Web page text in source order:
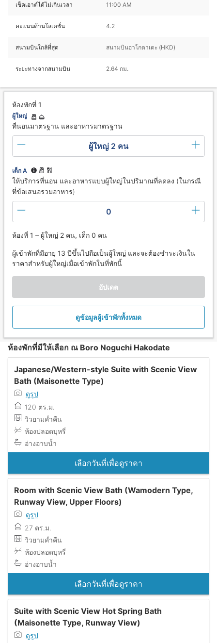
เช็คเอาต์ได้ไม่เกินเวลา 11:00 AM
คะแนนด้านโลเคชั่น 4.2
สนามบินใกล้ที่สุด สนามบินฮาโกดาเตะ (HKD)
ระยะทางจากสนามบิน 2.64 กม.
ห้องพักที่ 1
ผู้ใหญ่
ที่นอนมาตรฐาน และอาหารมาตรฐาน
ผู้ใหญ่ 2 คน
เด็ก A
ให้บริการที่นอน และอาหารแบบผู้ใหญ่ในปริมาณที่ลดลง (ในกรณี
ที่ข้อเสนอรวมอาหาร)
0
ห้องที่ 1 – ผู้ใหญ่ 2 คน, เด็ก 0 คน
ผู้เข้าพักที่มีอายุ 13 ปีขึ้นไปถือเป็นผู้ใหญ่ และจะต้องชำระเงินใน
ราคาสำหรับผู้ใหญ่เมื่อเข้าพักในที่พักนี้
อัปเดต
ดูข้อมูลผู้เข้าพักทั้งหมด
ห้องพักที่มีให้เลือก ณ Boro Noguchi Hakodate
Japanese/Western-style Suite with Scenic View
Bath (Maisonette Type)
ดูรูป
120 ตร.ม.
วิวยามค่ำคืน
ห้องปลอดบุหรี่
อ่างอาบน้ำ
เลือกวันที่เพื่อดูราคา
Room with Scenic View Bath (Wamodern Type,
Runway View, Upper Floors)
ดูรูป
27 ตร.ม.
วิวยามค่ำคืน
ห้องปลอดบุหรี่
อ่างอาบน้ำ
เลือกวันที่เพื่อดูราคา
Suite with Scenic View Hot Spring Bath
(Maisonette Type, Runway View)
ดูรูป